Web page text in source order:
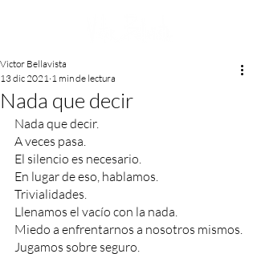
Nada que decir
Victor Bellavista
13 dic 2021 1 min de lectura
Nada que decir.
A veces pasa.
El silencio es necesario.
En lugar de eso, hablamos.
Trivialidades.
Llenamos el vacío con la nada.
Miedo a enfrentarnos a nosotros mismos.
Jugamos sobre seguro.